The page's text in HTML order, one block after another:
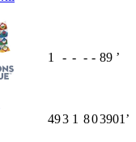
1 - - - - 89 ʼ
493 1 803901ʼ